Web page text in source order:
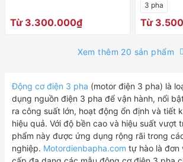
Từ 3.300.000₫
3 pha
Từ
Xem thêm 20 sản phẩm
Động cơ điện 3 pha (motor điện 3 pha) là
dụng nguồn điện 3 pha để vận hành, nổi
ra công suất lớn, hoạt động ổn định và tiết
hiệu quả. Với độ bền cao và hiệu suất vượt
phẩm này được ứng dụng rộng rãi trong
nghiệp. Motordienbapha.com tự hào là đơn